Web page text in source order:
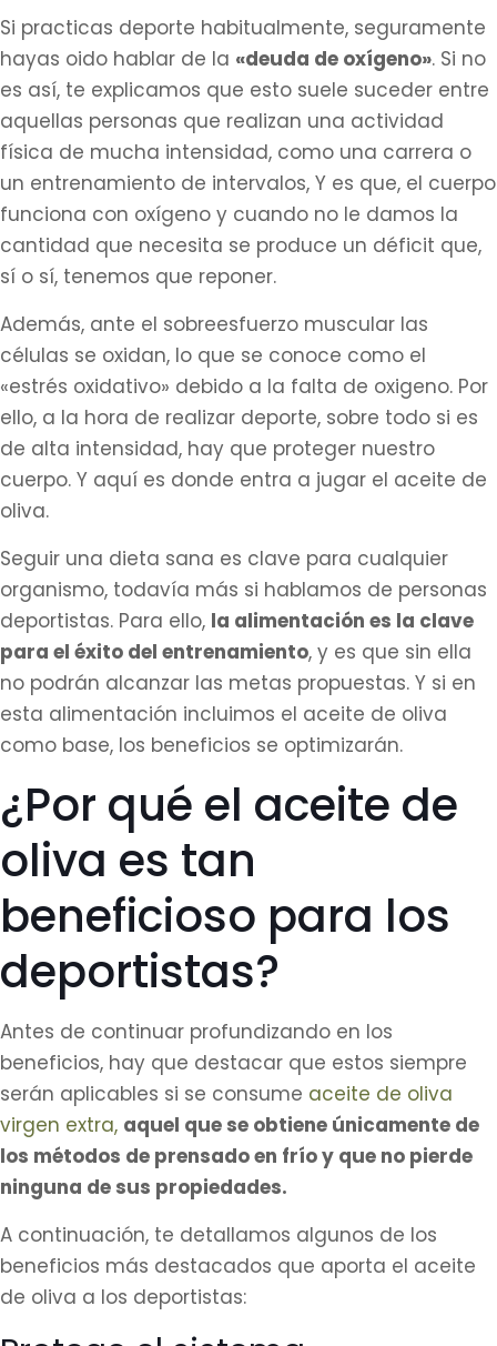
Si practicas deporte habitualmente, seguramente
hayas oido hablar de la «deuda de oxígeno». Si no
es así, te explicamos que esto suele suceder entre
aquellas personas que realizan una actividad
física de mucha intensidad, como una carrera o
un entrenamiento de intervalos, Y es que, el cuerpo
funciona con oxígeno y cuando no le damos la
cantidad que necesita se produce un déficit que,
sí o sí, tenemos que reponer.
Además, ante el sobreesfuerzo muscular las
células se oxidan, lo que se conoce como el
«estrés oxidativo» debido a la falta de oxigeno. Por
ello, a la hora de realizar deporte, sobre todo si es
de alta intensidad, hay que proteger nuestro
cuerpo. Y aquí es donde entra a jugar el aceite de
oliva.
Seguir una dieta sana es clave para cualquier
organismo, todavía más si hablamos de personas
deportistas. Para ello, la alimentación es la clave
para el éxito del entrenamiento, y es que sin ella
no podrán alcanzar las metas propuestas. Y si en
esta alimentación incluimos el aceite de oliva
como base, los beneficios se optimizarán.
¿Por qué el aceite de
oliva es tan
beneficioso para los
deportistas?
Antes de continuar profundizando en los
beneficios, hay que destacar que estos siempre
serán aplicables si se consume aceite de oliva
virgen extra, aquel que se obtiene únicamente de
los métodos de prensado en frío y que no pierde
ninguna de sus propiedades.
A continuación, te detallamos algunos de los
beneficios más destacados que aporta el aceite
de oliva a los deportistas: